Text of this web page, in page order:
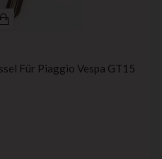
Für Piaggio Vespa GT15